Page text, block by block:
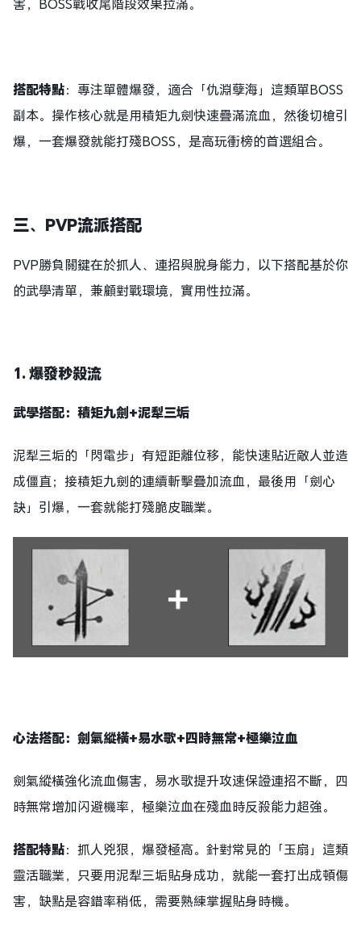
搭配特點：專注單體爆發，適合「仇淵孽海」這類單BOSS
副本。操作核心就是用積矩九劍快速疊滿流血，然後切槍引
爆，一套爆發就能打殘BOSS，是高玩衝榜的首選組合。
三、PVP流派搭配
PVP勝負關鍵在於抓人、連招與脫身能力，以下搭配基於你
的武學清單，兼顧對戰環境，實用性拉滿。
1. 爆發秒殺流
武學搭配：積矩九劍+泥犁三垢
泥犁三垢的「閃電步」有短距離位移，能快速貼近敵人並造
成僵直；接積矩九劍的連續斬擊疊加流血，最後用「劍心
訣」引爆，一套就能打殘脆皮職業。
心法搭配：劍氣縱橫+易水歌+四時無常+極樂泣血
劍氣縱橫強化流血傷害，易水歌提升攻速保證連招不斷，四
時無常增加闪避機率，極樂泣血在殘血時反殺能力超強。
搭配特點：抓人兇狠，爆發極高。針對常見的「玉扇」這類
靈活職業，只要用泥犁三垢貼身成功，就能一套打出成頓傷
害，缺點是容錯率稍低，需要熟練掌握貼身時機。